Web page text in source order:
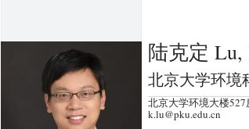
陆克定 Lu,
北京大学环境
北京大学环境大楼
k.lu@pku.edu.cn